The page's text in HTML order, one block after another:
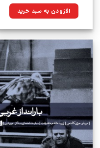
۲۰۰,۰۰۰تومان
بود.
۱۴۳,۰۰۰تومان.افزودن به سبد خرید